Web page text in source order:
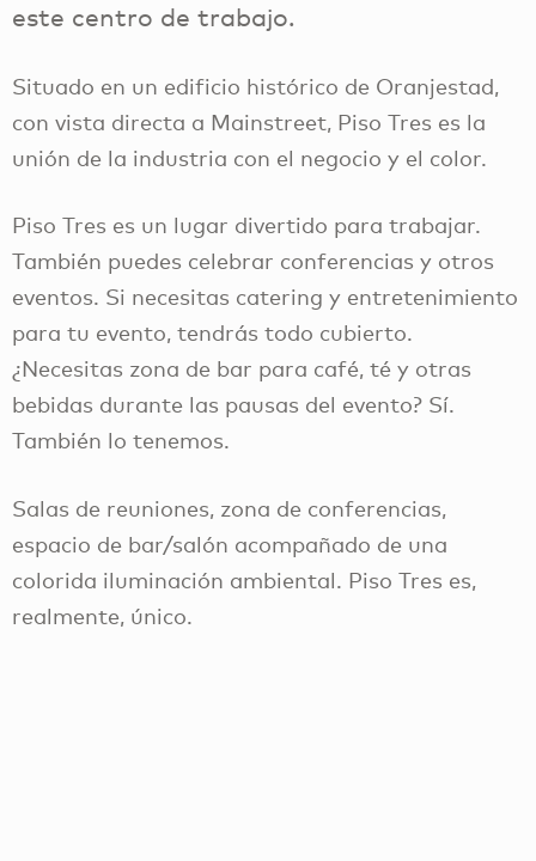
este centro de trabajo.
Situado en un edificio histórico de Oranjestad,
con vista directa a Mainstreet, Piso Tres es la
unión de la industria con el negocio y el color.
Piso Tres es un lugar divertido para trabajar.
También puedes celebrar conferencias y otros
eventos. Si necesitas catering y entretenimiento
para tu evento, tendrás todo cubierto.
¿Necesitas zona de bar para café, té y otras
bebidas durante las pausas del evento? Sí.
También lo tenemos.
Salas de reuniones, zona de conferencias,
espacio de bar/salón acompañado de una
colorida iluminación ambiental. Piso Tres es,
realmente, único.